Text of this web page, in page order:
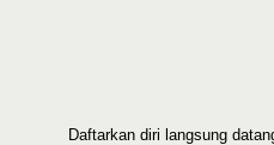
Daftarkan diri langsung